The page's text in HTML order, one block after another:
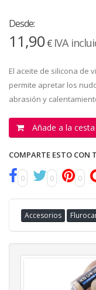
Desde:
11,90€ IVA
El aceite de silicona de
permite apretar los
abrasión y
Añade a la cesta
COMPARTE ESTO CON
0 0 0
Accesorios